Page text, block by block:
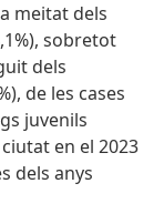
meitat dels
sobretot
dels
de les cases
juvenils
en el 2023
dels anys